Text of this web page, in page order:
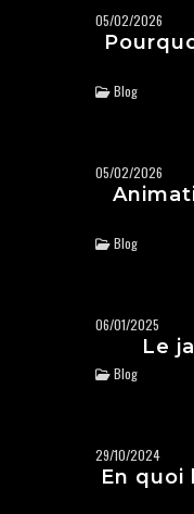
05/02/2026
Blog
05/02/2026
Blog
06/01/2025
Le
Blog
29/10/2024
En